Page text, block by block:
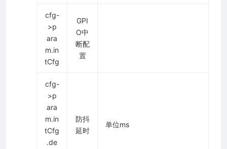
cfg-
>p
ara
m.in
tCfg
GPI
O中
断配
置
cfg-
>p
ara
m.in
tCfg
.de
防抖
延时
单位ms